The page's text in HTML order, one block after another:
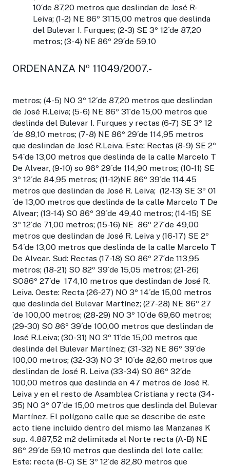
10´de 87,20 metros que deslindan de José R-
Leiva; (1-2) NE 86º 31´15,00 metros que deslinda
del Bulevar I. Furques; (2-3) SE 3º 12´de 87,20
metros; (3-4) NE 86º 29´de 59,10
ORDENANZA Nº 11049/2007.-
metros; (4-5) NO 3º 12´de 87,20 metros que deslindan
de José R.Leiva; (5-6) NE 86º 31´de 15,00 metros que
deslinda del Bulevar I. Furques y rectas (6-7) SE 3º 12
´de 88,10 metros; (7-8) NE 86º 29´de 114,95 metros
que deslindan de José R.Leiva. Este: Rectas (8-9) SE 2º
54´de 13,00 metros que deslinda de la calle Marcelo T
De Alvear, (9-10) so 86º 29´de 114,90 metros; (10-11) SE
3º 12´de 84,95 metros; (11-12)NE 86º 39´de 114,45
metros que deslindan de José R. Leiva; (12-13) SE 3º 01
´de 13,00 metros que deslinda de la calle Marcelo T De
Alvear; (13-14) SO 86º 39´de 49,40 metros; (14-15) SE
3º 12´de 71,00 metros; (15-16) NE 86º 27´de 49,00
metros que deslindan de José R. Leiva y (16-17) SE 2º
54´de 13,00 metros que deslinda de la calle Marcelo T
De Alvear. Sud: Rectas (17-18) SO 86º 27´de 113,95
metros; (18-21) SO 82º 39´de 15,05 metros; (21-26)
SO86º 27´de 174,10 metros que deslindan de José R.
Leiva. Oeste: Recta (26-27) NO 3º 14´de 15,00 metros
que deslinda del Bulevar Martínez; (27-28) NE 86º 27
´de 100,00 metros; (28-29) NO 3º 10´de 69,60 metros;
(29-30) SO 86º 39´de 100,00 metros que deslindan de
José R.Leiva; (30-31) NO 3º 11´de 15,00 metros que
deslinda del Bulevar Martínez; (31-32) NE 86º 39´de
100,00 metros; (32-33) NO 3º 10´de 82,60 metros que
deslindan de José R. Leiva (33-34) SO 86º 32´de
100,00 metros que deslinda en 47 metros de José R.
Leiva y en el resto de Asamblea Cristiana y recta (34-
35) NO 3º 07´de 15,00 metros que deslinda del Bulevar
Martínez. El polígono calle que se describe de este
acto tiene incluido dentro del mismo las Manzanas K
sup. 4.887,52 m2 delimitada al Norte recta (A-B) NE
86º 29´de 59,10 metros que deslinda del lote calle;
Este: recta (B-C) SE 3º 12´de 82,80 metros que